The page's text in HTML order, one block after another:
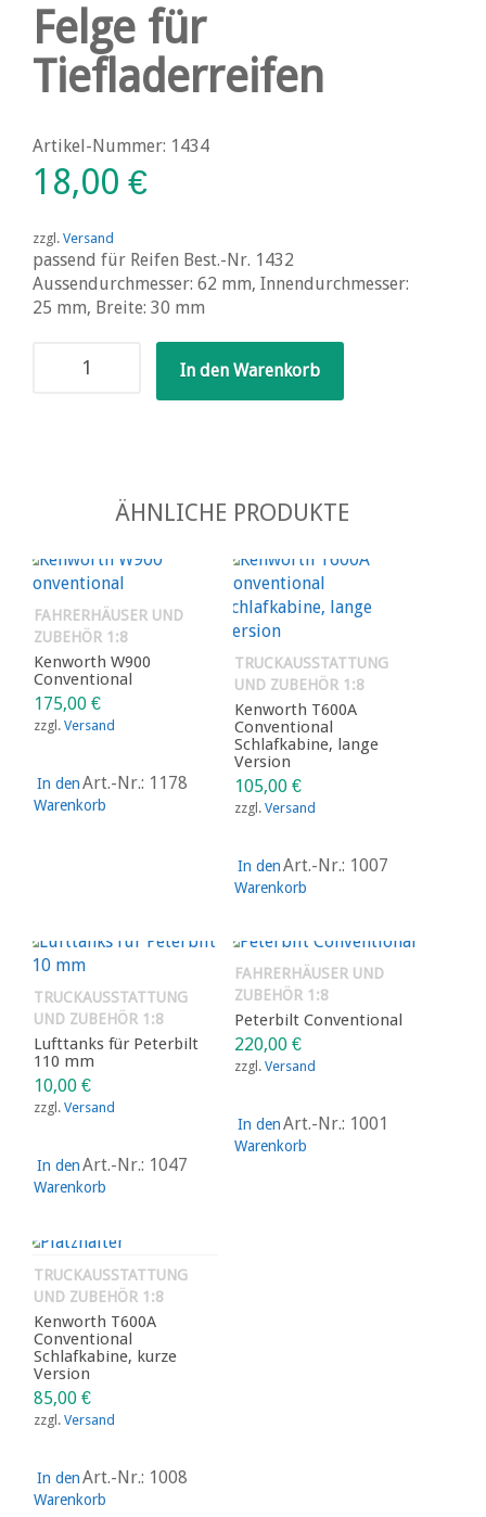
Felge für
Tiefladerreifen
Artikel-Nummer: 1434
18,00 €
zzgl. Versand
passend für Reifen Best.-Nr. 1432
Aussendurchmesser: 62 mm, Innendurchmesser:
25 mm, Breite: 30 mm
In den Warenkorb
ÄHNLICHE PRODUKTE
FAHRERHÄUSER UND
ZUBEHÖR 1:8
Kenworth W900
Conventional
175,00 €
zzgl. Versand
In den
Warenkorb
Art.-Nr.: 1178
TRUCKAUSSTATTUNG
UND ZUBEHÖR 1:8
Kenworth T600A
Conventional
Schlafkabine, lange
Version
105,00€
zzgl.Versand
In den
Warenkorb
Art.-Nr.: 1007
TRUCKAUSSTATTUNG
UND ZUBEHÖR 1:8
Lufttanks für Peterbilt
110 mm
10,00 €
zzgl. Versand
In den
Warenkorb
Art.-Nr.: 1047
FAHRERHÄUSER UND
ZUBEHÖR 1:8
Peterbilt Conventional
220,00€
zzgl.Versand
In den
Warenkorb
Art.-Nr.: 1001
TRUCKAUSSTATTUNG
UND ZUBEHÖR 1:8
Kenworth T600A
Conventional
Schlafkabine, kurze
Version
85,00 €
zzgl. Versand
In den
Warenkorb
Art.-Nr.: 1008